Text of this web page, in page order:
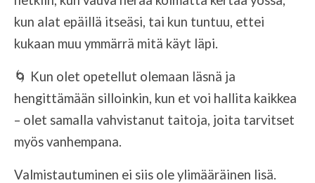
kun alat epäillä itseäsi, tai kun tuntuu, ettei
kukaan muu ymmärrä mitä käyt läpi.
🌀 Kun olet opetellut olemaan läsnä ja
hengittämään silloinkin, kun et voi hallita kaikkea
– olet samalla vahvistanut taitoja, joita tarvitset
myös vanhempana.
Valmistautuminen ei siis ole ylimääräinen lisä.